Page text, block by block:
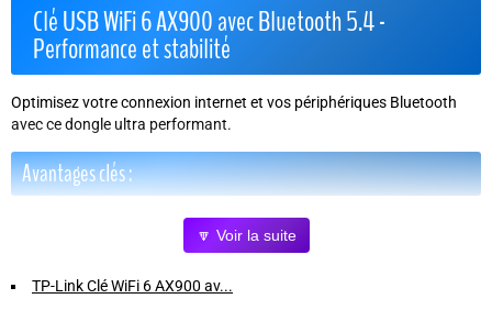
Clé USB WiFi 6 AX900 avec Bluetooth 5.4 -
Performance et stabilité
Optimisez votre connexion internet et vos périphériques Bluetooth
avec ce dongle ultra performant.
Avantages clés :
Connexion WiFi 6 ultra-rapide : Débits jusqu'à 600 Mbps en 5
GHz et 287 Mbps en 2,4 GHz pour une navigation fluide et sans
Bluetooth 5.4 intégré :Transmission stable et faible latence,
🔽 Voir la suite
TP-Link Clé WiFi 6 AX900 av...